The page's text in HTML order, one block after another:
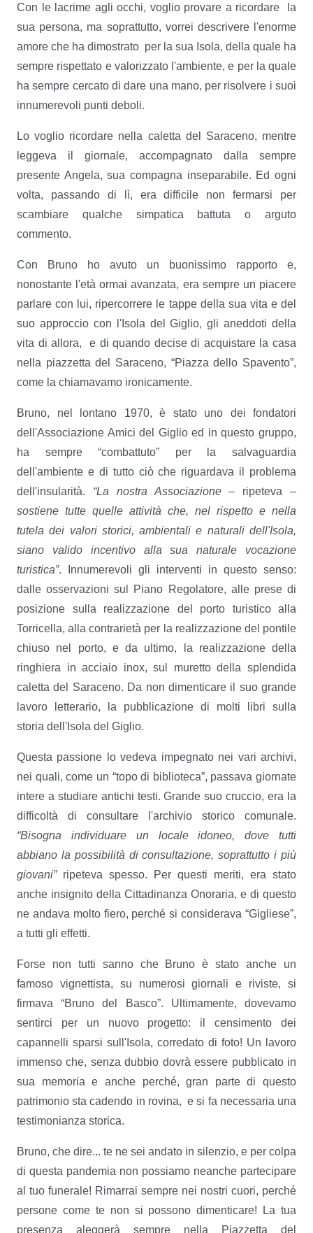
Con le lacrime agli occhi, voglio provare a ricordare
la
sua persona, ma soprattutto, vorrei descrivere l'enorme
amore che ha dimostrato per la sua Isola, della quale ha
sempre rispettato e valorizzato l'ambiente, e per la quale
ha sempre cercato di dare una mano, per risolvere i suoi
innumerevoli punti deboli.
Lo voglio ricordare nella caletta del Saraceno, mentre
leggeva il giornale, accompagnato dalla sempre
presente Angela, sua compagna inseparabile. Ed ogni
volta, passando di lì, era difficile non fermarsi per
scambiare qualche simpatica battuta o arguto
commento.
Con Bruno ho avuto un buonissimo rapporto e,
nonostante l'età ormai avanzata, era sempre un piacere
parlare con lui, ripercorrere le tappe della sua vita e del
suo approccio con l'Isola del Giglio, gli aneddoti della
vita di allora,
e di quando decise di acquistare la casa
nella piazzetta del Saraceno, “Piazza dello Spavento”,
come la chiamavamo ironicamente.
Bruno, nel lontano 1970, è stato uno dei fondatori
dell'Associazione Amici del Giglio ed in questo gruppo,
ha sempre “combattuto” per la salvaguardia
dell'ambiente e di tutto ciò che riguardava il problema
dell'insularità. “La nostra Associazione– ripeteva –
sostiene tutte quelle attività che, nel rispetto e nella
tutela dei valori storici, ambientali e naturali dell'Isola,
siano valido incentivo alla sua naturale vocazione
turistica”. Innumerevoli gli interventi in questo senso:
dalle osservazioni sul Piano Regolatore, alle prese di
posizione sulla realizzazione del porto turistico alla
Torricella, alla contrarietà per la realizzazione del pontile
chiuso nel porto, e da ultimo, la realizzazione della
ringhiera in acciaio inox, sul muretto della splendida
caletta del Saraceno. Da non dimenticare il suo grande
lavoro letterario, la pubblicazione di molti libri sulla
storia dell'Isola del Giglio.
Questa passione lo vedeva impegnato nei vari archivi,
nei quali, come un “topo di biblioteca”, passava giornate
intere a studiare antichi testi. Grande suo cruccio, era la
difficoltà di consultare l'archivio storico comunale.
“Bisogna individuare un locale idoneo, dove tutti
abbiano la possibilità di consultazione, soprattutto i più
giovani”ripeteva spesso. Per questi meriti, era stato
anche insignito della Cittadinanza Onoraria, e di questo
ne andava molto fiero, perché si considerava “Gigliese”,
a tutti gli effetti.
Forse non tutti sanno che Bruno è stato anche un
famoso vignettista, su numerosi giornali e riviste, si
firmava “Bruno del Basco”. Ultimamente, dovevamo
sentirci per un nuovo progetto: il censimento dei
capannelli sparsi sull'Isola, corredato di foto! Un lavoro
immenso che, senza dubbio dovrà essere pubblicato in
sua memoria e anche perché, gran parte di questo
patrimonio sta cadendo in rovina, e si fa necessaria una
testimonianza storica.
Bruno, che dire... te ne sei andato in silenzio, e per colpa
di questa pandemia non possiamo neanche partecipare
al tuo funerale! Rimarrai sempre nei nostri cuori, perché
persone come te non si possono dimenticare! La tua
presenza aleggerà sempre nella Piazzetta del